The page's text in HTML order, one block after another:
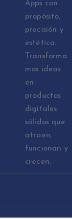
Apps con
propósito,
precisión y
estética.
Transforma
mos ideas
en
productos
digitales
sólidos que
atraen,
funcionan y
crecen.